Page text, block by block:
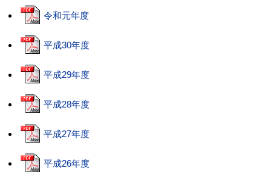
令和元年度
平成30年度
平成29年度
平成28年度
平成27年度
平成26年度